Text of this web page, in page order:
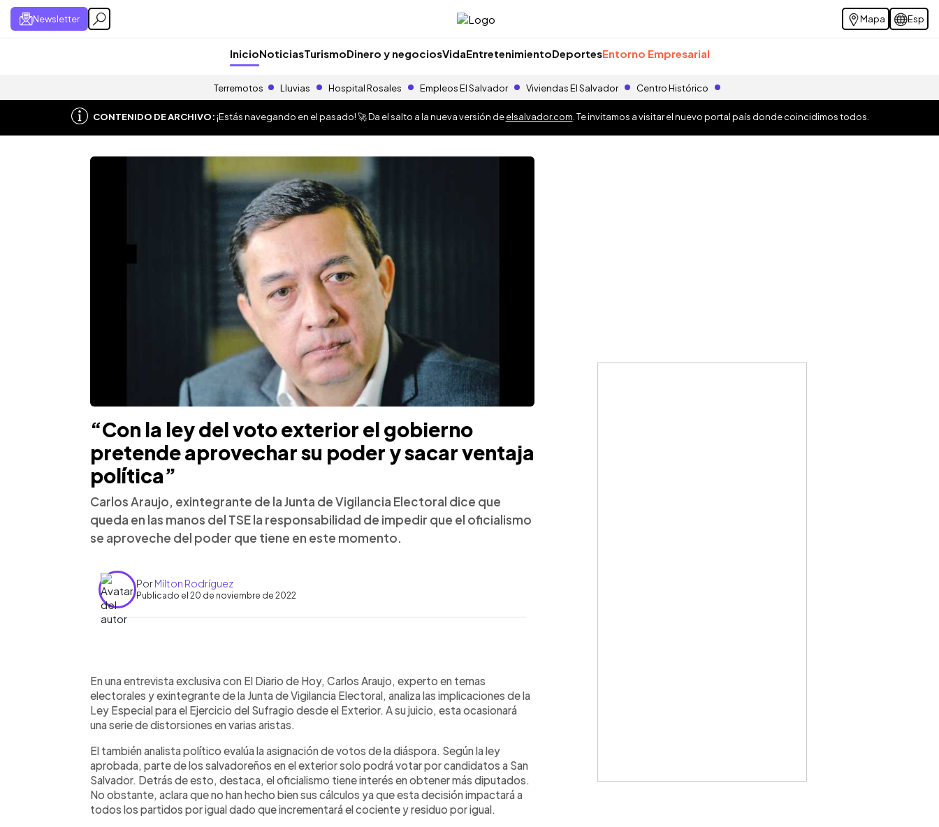
Newsletter Mapa Esp
InicioNoticiasTurismoDinero y negociosVidaEntretenimientoDeportesEntorno Empresarial
Terremotos Lluvias Hospital Rosales Empleos El Salvador Viviendas El Salvador Centro Histórico
CONTENIDO DE ARCHIVO:¡Estás navegando en el pasado! 🚀 Da el salto a la nueva versión deelsalvador.com . Te invitamos a visitar el nuevo portal país donde coincidimos todos.
“Con la ley del voto exterior el gobierno
pretende aprovechar su poder y sacar ventaja
política”
Carlos Araujo, exintegrante de la Junta de Vigilancia Electoral dice que
queda en las manos del TSE la responsabilidad de impedir que el oficialismo
se aproveche del poder que tiene en este momento.
PorMilton Rodríguez
Publicado el 20 de noviembre de 2022
► Escuchar artículo
En una entrevista exclusiva con El Diario de Hoy, Carlos Araujo, experto en temas
electorales y exintegrante de la Junta de Vigilancia Electoral, analiza las implicaciones de la
Ley Especial para el Ejercicio del Sufragio desde el Exterior. A su juicio, esta ocasionará
una serie de distorsiones en varias aristas.
El también analista político evalúa la asignación de votos de la diáspora. Según la ley
aprobada, parte de los salvadoreños en el exterior solo podrá votar por candidatos a San
Salvador. Detrás de esto, destaca, el oficialismo tiene interés en obtener más diputados.
No obstante, aclara que no han hecho bien sus cálculos ya que esta decisión impactará a
todos los partidos por igual dado que incrementará el cociente y residuo por igual.